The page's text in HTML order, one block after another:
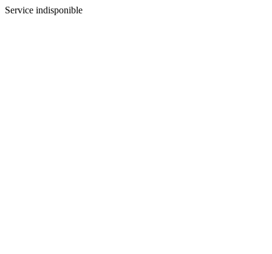
Service indisponible